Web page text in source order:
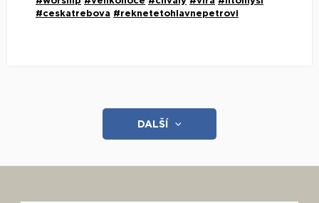
#ceskatrebova #reknetetohlavnepetrovi
DALŠÍ